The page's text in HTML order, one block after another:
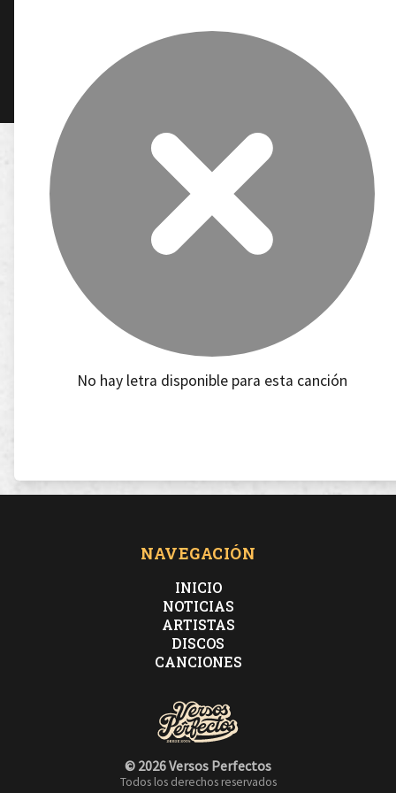
No hay letra disponible para esta canción
NAVEGACIÓN
INICIO
NOTICIAS
ARTISTAS
DISCOS
CANCIONES
© 2026 Versos Perfectos
Todos los derechos reservados